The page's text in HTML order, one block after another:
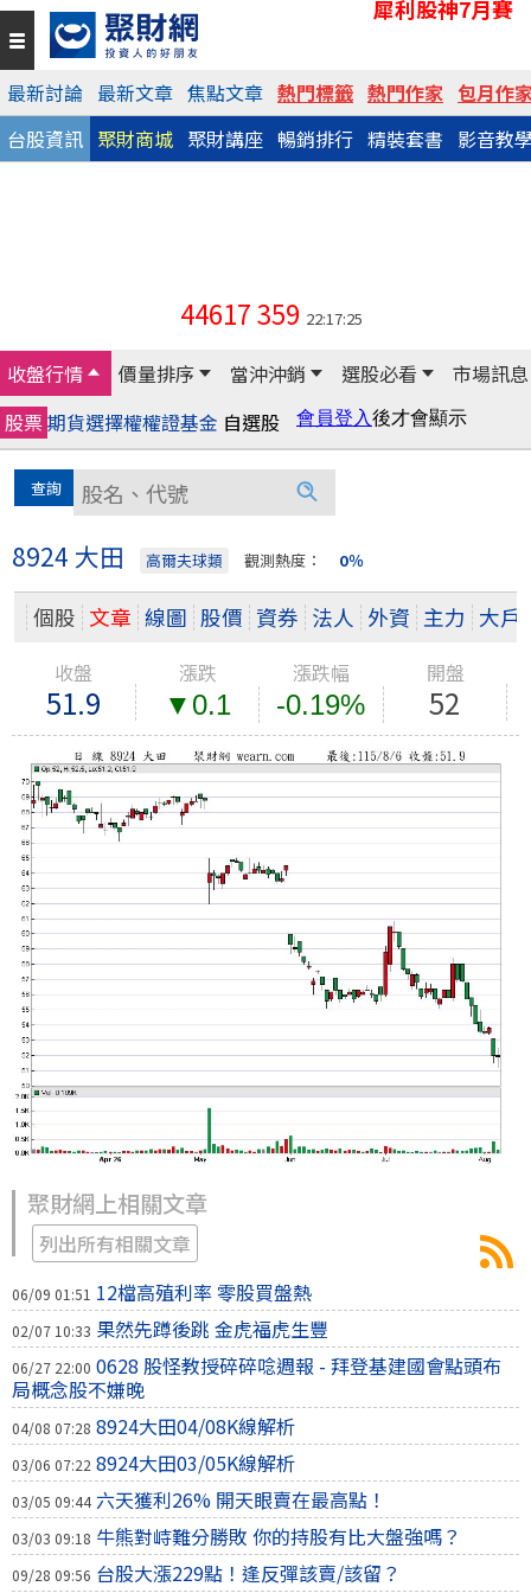
犀利股神7月賽
最新討論 最新文章 焦點文章 熱門標籤 熱門作家 包月作
台股資訊 聚財商城 聚財講座 暢銷排行 精裝套書 影音教
44617359 22:17:25
收盤行情 價量排序 當沖沖銷 選股必看
市場訊息
股票期貨選擇權權證基金 自選股
8924 大田 高爾夫球類 觀測熱度： 0％
個股 文章 線圖 股價 資券 法人 外資 主力 大戶
收盤 漲跌 漲跌幅 開盤
51.9 ▼0.1 -0.19% 52
聚財網上相關文章
列出所有相關文章
06/09 01:51 12檔高殖利率 零股買盤熱
02/07 10:33 果然先蹲後跳 金虎福虎生豐
06/27 22:00 0628 股怪教授碎碎唸週報 - 拜登基建國會點頭布
局概念股不嫌晚
04/08 07:28 8924大田04/08K線解析
03/06 07:22 8924大田03/05K線解析
03/05 09:44 六天獲利26% 開天眼賣在最高點！
03/03 09:18 牛熊對峙難分勝敗 你的持股有比大盤強嗎？
09/28 09:56 台股大漲229點！逢反彈該賣/該留？